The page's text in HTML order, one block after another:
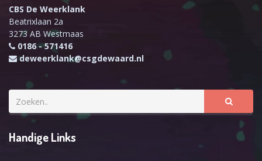
CBS De Weerklank
Beatrixlaan 2a
3273 AB Westmaas
0186 - 571416
deweerklank@csgdewaard.nl
Handige Links